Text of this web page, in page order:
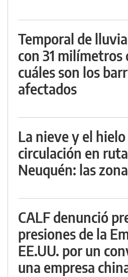
Temporal de
con 31 milímetros
cuáles son los
afectados
La nieve y el
circulación en
Neuquén: las
CALF denunció
presiones de la
EE.UU. por un
una empresa